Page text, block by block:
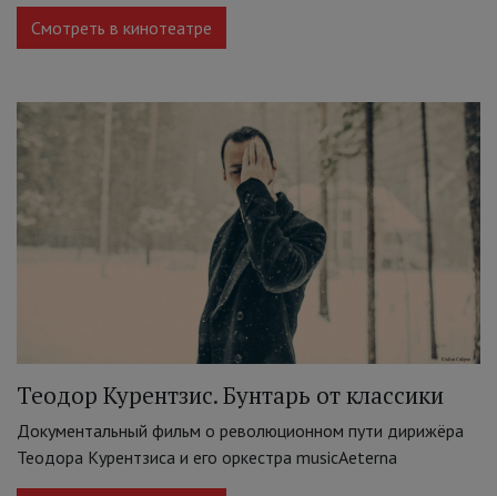
Смотреть в кинотеатре
Теодор Курентзис. Бунтарь от классики
Документальный фильм о революционном пути дирижёра
Теодора Курентзиса и его оркестра musicAeterna